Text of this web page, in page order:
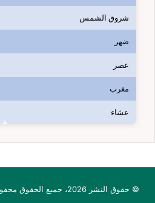
شروق الشمس
ضهر
عصر
مغرب
عشاء
© حقوق النشر 2026، جميع الحقوق محفوظةلدى النجوم للأنظمة |